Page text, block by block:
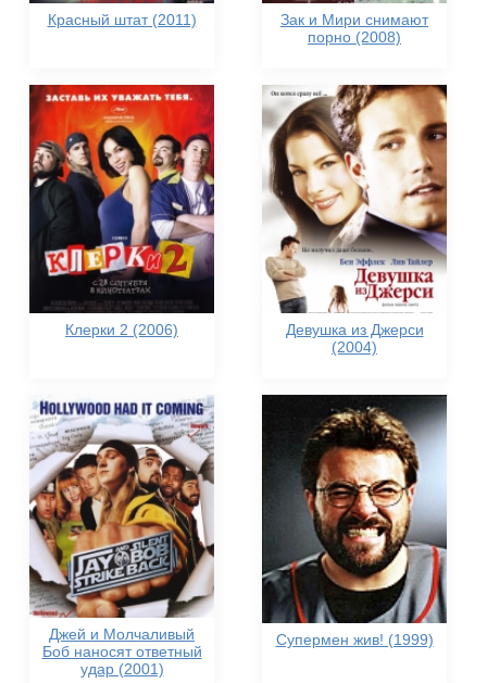
Красный штат (2011)
Зак и Мири снимают
порно (2008)
Клерки 2 (2006)
Девушка из Джерси
(2004)
Джей и Молчаливый
Боб наносят ответный
удар (2001)
Супермен жив! (1999)